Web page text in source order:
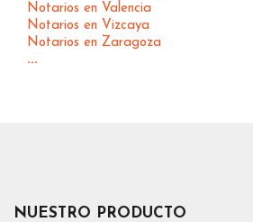
Notarios en Valencia
Notarios en Vizcaya
Notarios en Zaragoza
...
NUESTRO PRODUCTO